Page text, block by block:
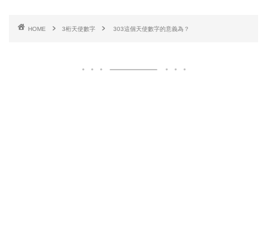
HOME 3桁天使數字 303這個天使數字的意義為？